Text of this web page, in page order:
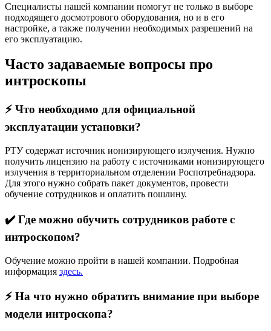
Специалисты нашей компании помогут не только в выборе
подходящего досмотрового оборудования, но и в его
настройке, а также получении необходимых разрешений на
его эксплуатацию.
Часто задаваемые вопросы про
интроскопы
⚡️ Что необходимо для официальной
эксплуатации установки?
РТУ содержат источник ионизирующего излучения. Нужно
получить лицензию на работу с источниками ионизирующего
излучения в территориальном отделении Роспотребнадзора.
Для этого нужно собрать пакет документов, провести
обучение сотрудников и оплатить пошлину.
✔️ Где можно обучить сотрудников работе с
интроскопом?
Обучение можно пройти в нашей компании. Подробная
информация здесь.
⚡️ На что нужно обратить внимание при выборе
модели интроскопа?